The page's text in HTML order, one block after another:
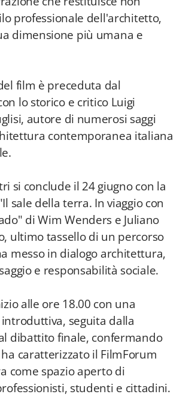
professionale dell'architetto,
dimensione più umana e
film è preceduta dal
lo storico e critico Luigi
autore di numerosi saggi
contemporanea italiana
si conclude il 24 giugno con la
sale della terra. In viaggio con
di Wim Wenders e Juliano
ultimo tassello di un percorso
messo in dialogo architettura,
e responsabilità sociale.
alle ore 18.00 con una
seguita dalla
dibattito finale, confermando
caratterizzato il FilmForum
come spazio aperto di
studenti e cittadini.